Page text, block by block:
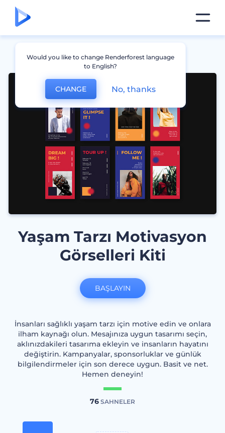
Yaşam Tarzı Motivasyon
Görselleri Kiti
İnsanları sağlıklı yaşam tarzı için motive edin ve onlara
ilham kaynağı olun. Mesajınıza uygun tasarımı seçin,
aklınızdakileri tasarıma ekleyin ve insanların hayatını
değiştirin. Kampanyalar, sponsorluklar ve günlük
bilgilendirmeler için son derece uygun. Basit ve net.
Hemen deneyin!
76 SAHNELER
BAŞLAYIN
Would you like to change Renderforest language
to English?
CHANGE No, thanks